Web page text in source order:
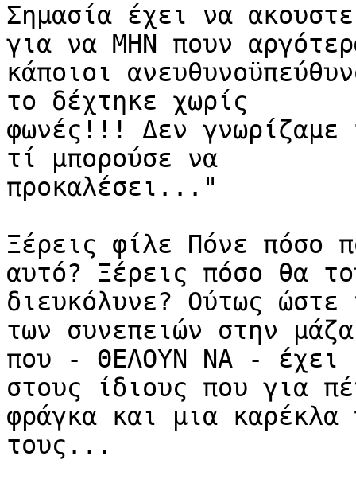
Σημασία έχει να
για να ΜΗΝ πουν
κάποιοι
το δέχτηκε χωρίς
φωνές!!! Δεν γνωρίζαμε
τί μπορούσε να
προκαλέσει..."
Ξέρεις φίλε Πόνε πόσο
αυτό? Ξέρεις πόσο θα
διευκόλυνε? Ούτως
των συνεπειών στην
που - ΘΕΛΟΥΝ ΝΑ - έχει
στους ίδιους που για
φράγκα και μια καρέκλα
τους...